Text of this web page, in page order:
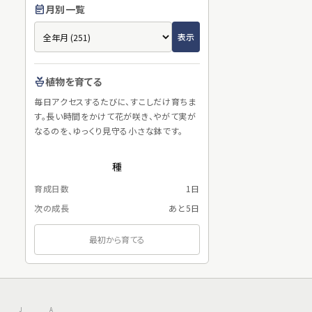
event_note月別一覧
potted_plant植物を育てる
毎日アクセスするたびに、すこしだけ育ちま
す。長い時間をかけて花が咲き、やがて実が
なるのを、ゆっくり見守る小さな鉢です。
種
育成日数
1日
次の成長
あと5日
最初から育てる
J A